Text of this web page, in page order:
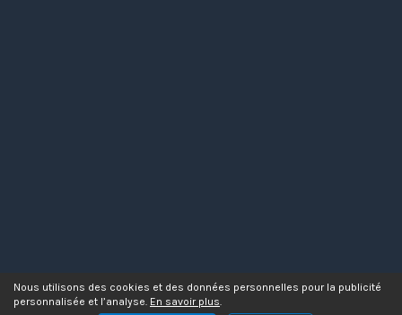
Nous utilisons des cookies et des données personnelles pour la publicité
personnalisée et l’analyse. En savoir plus.